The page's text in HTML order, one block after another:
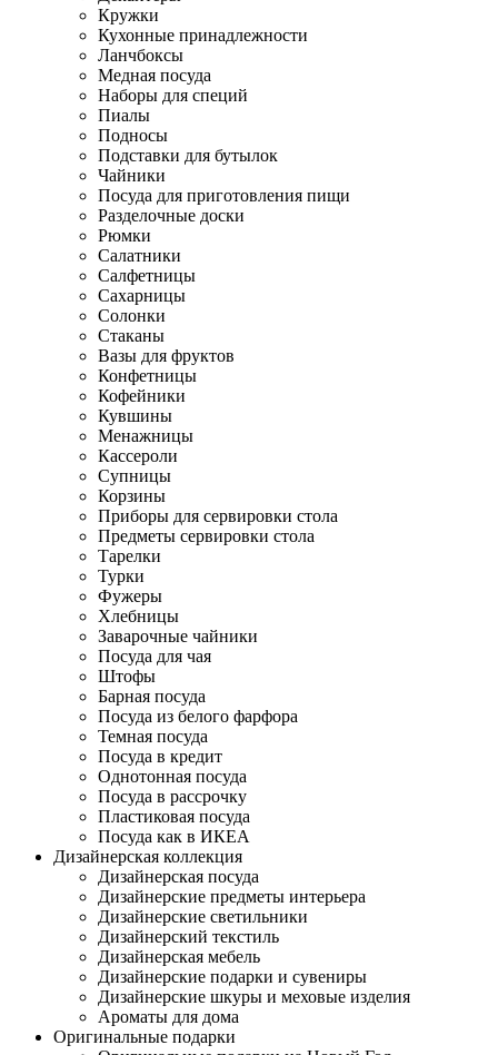
Кружки
Кухонные принадлежности
Ланчбоксы
Медная посуда
Наборы для специй
Пиалы
Подносы
Подставки для бутылок
Чайники
Посуда для приготовления пищи
Разделочные доски
Рюмки
Салатники
Салфетницы
Сахарницы
Солонки
Стаканы
Вазы для фруктов
Конфетницы
Кофейники
Кувшины
Менажницы
Кассероли
Супницы
Корзины
Приборы для сервировки стола
Предметы сервировки стола
Тарелки
Турки
Фужеры
Хлебницы
Заварочные чайники
Посуда для чая
Штофы
Барная посуда
Посуда из белого фарфора
Темная посуда
Посуда в кредит
Однотонная посуда
Посуда в рассрочку
Пластиковая посуда
Посуда как в ИКЕА
Дизайнерская коллекция
Дизайнерская посуда
Дизайнерские предметы интерьера
Дизайнерские светильники
Дизайнерский текстиль
Дизайнерская мебель
Дизайнерские подарки и сувениры
Дизайнерские шкуры и меховые изделия
Ароматы для дома
Оригинальные подарки